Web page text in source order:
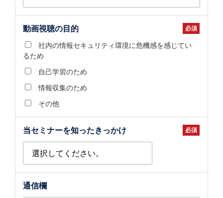
動画視聴の目的
社内の情報セキュリティ環境に危機感を感じてい
るため
自己学習のため
情報収集のため
その他
当セミナーを知ったきっかけ
通信欄